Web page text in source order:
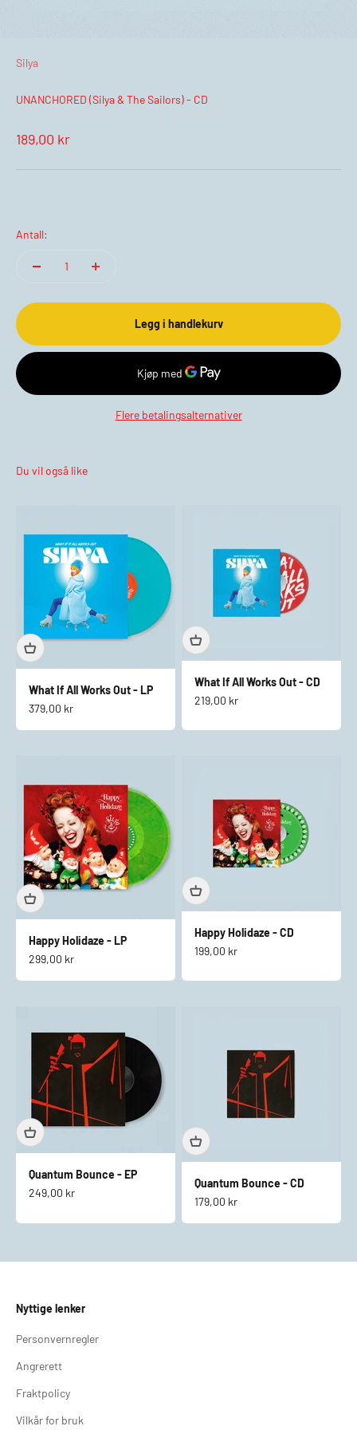
Silya
UNANCHORED (Silya & The Sailors) - CD
Salgspris
189,00 kr
Antall:
Legg i handlekurv
Flere betalingsalternativer
What If All Works Out - LP
Salgspris
379,00 kr
What If All Works Out - CD
Salgspris
219,00 kr
Happy Holidaze - LP
Salgspris
299,00 kr
Happy Holidaze - CD
Salgspris
199,00 kr
Quantum Bounce - EP
Salgspris
249,00 kr
Quantum Bounce - CD
Salgspris
179,00 kr
Nyttige lenker
Personvernregler
Angrerett
Fraktpolicy
Vilkår for bruk